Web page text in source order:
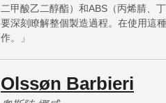
二甲酸乙二醇酯）和ABS（丙烯腈、
要深刻瞭解整個製造過程。在使用這
作。」
Olssøn Barbieri